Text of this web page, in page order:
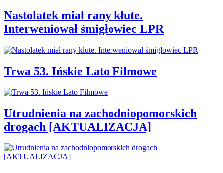
Nastolatek miał rany kłute.
Interweniował śmigłowiec LPR
Trwa 53. Ińskie Lato Filmowe
Utrudnienia na zachodniopomorskich
drogach [AKTUALIZACJA]